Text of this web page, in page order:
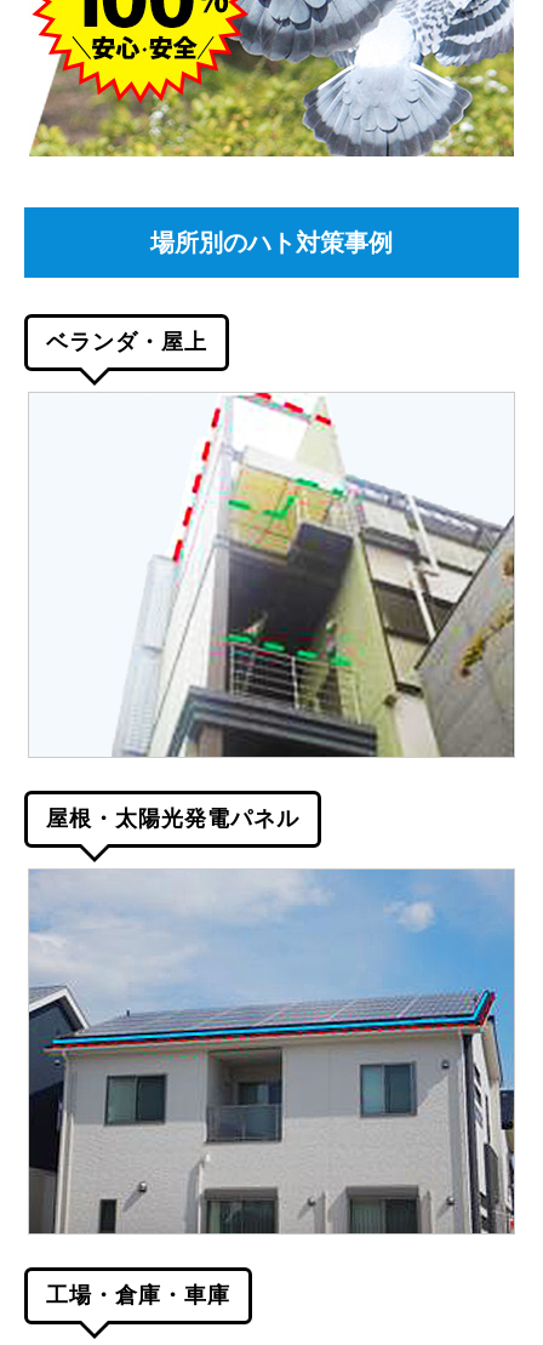
場所別のハト対策事例
ベランダ・屋上
屋根・太陽光発電パネル
工場・倉庫・車庫